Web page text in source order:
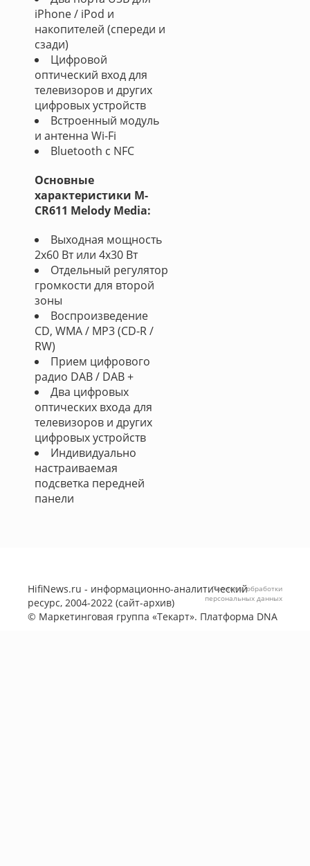
iPhone / iPod и
накопителей (спереди и
сзади)
Цифровой
оптический вход для
телевизоров и других
цифровых устройств
Встроенный модуль
и антенна Wi-Fi
Bluetooth с NFC
Основные
характеристики M-
CR611 Melody Media:
Выходная мощность
2x60 Вт или 4x30 Вт
Отдельный регулятор
громкости для второй
зоны
Воспроизведение
CD, WMA / MP3 (CD-R /
RW)
Прием цифрового
радио DAB / DAB +
Два цифровых
оптических входа для
телевизоров и других
цифровых устройств
Индивидуально
настраиваемая
подсветка передней
панели
HifiNews.ru - информационно-аналитический
ресурс, 2004-2022 (сайт-архив)
© Маркетинговая группа «Текарт». Платформа DNA
Политика обработки
персональных данных